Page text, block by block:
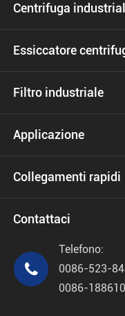
Centrifuga
Essiccatore
Filtro industriale
Applicazione
Collegamenti rapidi
Contattaci

Telefono:
0086-523-
0086-